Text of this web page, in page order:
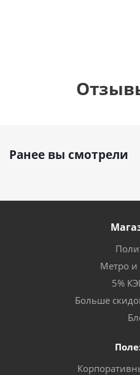
Ранее вы смотрели
Метро и
5%
Больше